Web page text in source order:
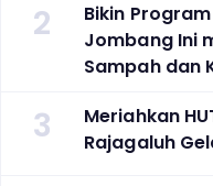
2
Bikin
Jombang Ini
Sampah dan
3
Meriahkan
Rajagaluh